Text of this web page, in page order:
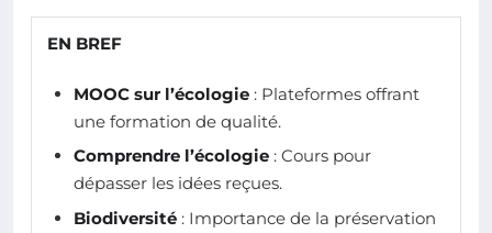
EN BREF
MOOC sur l’écologie : Plateformes offrant
une formation de qualité.
Comprendre l’écologie : Cours pour
dépasser les idées reçues.
Biodiversité : Importance de la préservation